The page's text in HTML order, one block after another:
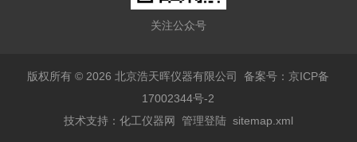
关注公众号
版权所有 © 2026 北京浩天晖仪器有限公司备案号：京ICP备
17002344号-2
技术支持： 化工仪器网 管理登陆 sitemap.xml